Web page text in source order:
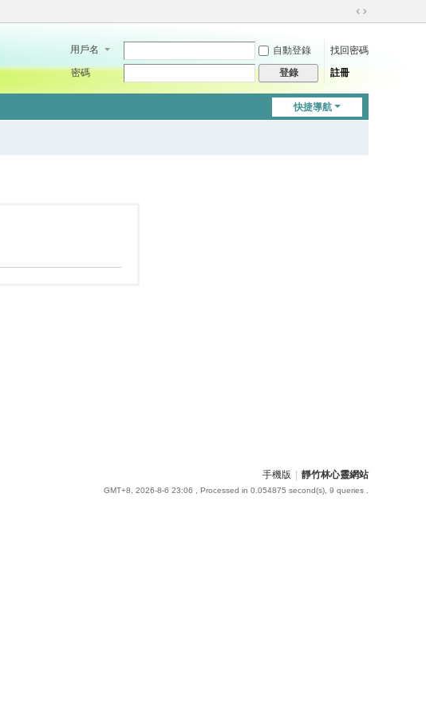
切
到
用戶名 自動登錄
找回密碼
密碼
登錄 註冊
快捷導航
手機版 靜竹林心靈網站
GMT+8, 2026-8-6 23:06 , Processed in 0.054875 second(s), 9 queries .